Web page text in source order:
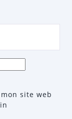
site web